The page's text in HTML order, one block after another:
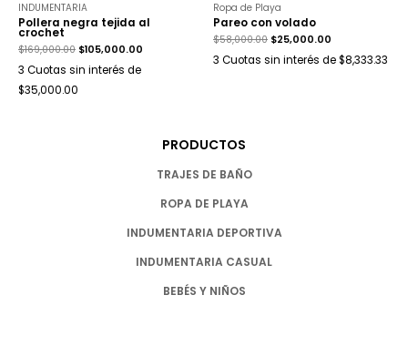
INDUMENTARIA
Pollera negra tejida al
crochet
$169,000.00 $105,000.00
3 Cuotas sin interés de
$35,000.00
Ropa de Playa
Pareo con volado
$58,000.00 $25,000.00
3 Cuotas sin interés de $8,333.33
PRODUCTOS
TRAJES DE BAÑO
ROPA DE PLAYA
INDUMENTARIA DEPORTIVA
INDUMENTARIA CASUAL
BEBÉS Y NIÑOS